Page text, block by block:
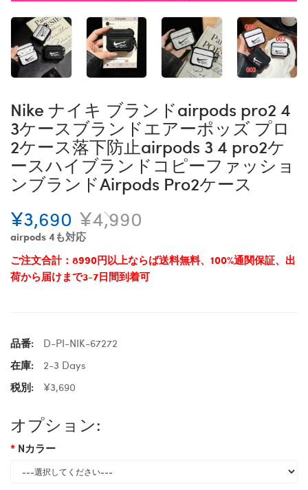
Nike ナイキ ブランドairpods pro2 4
3ケースブランドエアーポッズ プロ
2ケース落下防止airpods 3 4 pro2ケ
ースハイブランドコピーファッショ
ンブランドAirpods Pro2ケース
¥3,690 ¥4,990
airpods 4も対応
ご注文合計：8990円以上ならば送料無料、100%通関保証、出
荷から届けまで3-7日間到着可
品番:
D-PI-NIK-67272
在庫:
2-3 Days
税別:
¥3,690
オプション:
Nカラー